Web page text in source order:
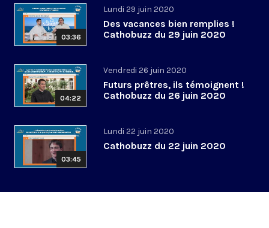
03:36
Lundi 29 juin 2020
Des vacances bien remplies !
Cathobuzz du 29 juin 2020
04:22
Vendredi 26 juin 2020
Futurs prêtres, ils témoignent !
Cathobuzz du 26 juin 2020
03:45
Lundi 22 juin 2020
Cathobuzz du 22 juin 2020